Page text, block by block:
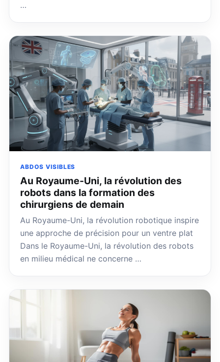
…
ABDOS VISIBLES
Au Royaume-Uni, la révolution des
robots dans la formation des
chirurgiens de demain
Au Royaume-Uni, la révolution robotique inspire
une approche de précision pour un ventre plat
Dans le Royaume-Uni, la révolution des robots
en milieu médical ne concerne …